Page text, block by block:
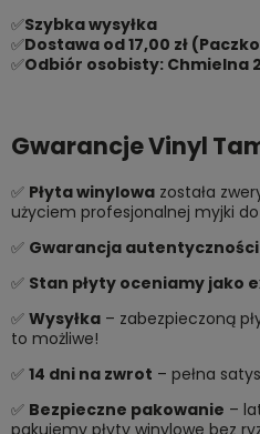
✅Szybka wysyłka
✅Dostawa od 17,00 zł
✅Odbiór osobisty: Chmielna
Gwarancje Vinyl
✅ Płyta winylowa została
użyciem profesjonalnej myjki do
✅ Gwarancja autentyczności
✅ Stan płyty oceniamy jako
✅ Wysyłka – zabezpieczoną
to możliwe!
✅ 14 dni na zwrot – pełna
✅ Bezpieczne pakowanie –